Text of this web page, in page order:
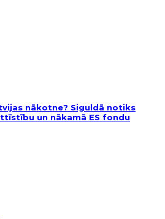
nākotne? Siguldā notiks
un nākamā ES fondu